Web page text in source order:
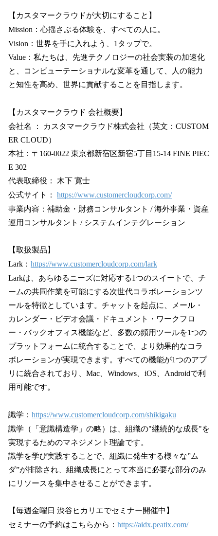
【カスタマークラウドが大切にすること】
Mission：心揺さぶる体験を、すべての人に。
Vision：世界を手に入れよう、1タップで。
Value：私たちは、先進テクノロジーの社会実装の加速化
と、コンピューテーショナルな変革を通して、人の能力
と知性を高め、世界に貢献することを目指します。
【カスタマークラウド 会社概要】
会社名 ： カスタマークラウド株式会社（英文：CUSTOM
ER CLOUD）
本社：〒160-0022 東京都新宿区新宿5丁目15-14 FINE PIEC
E 302
代表取締役： 木下 寛士
公式サイト： https://www.customercloudcorp.com/
事業内容：補助金・財務コンサルタント / 海外事業・資産
運用コンサルタント / システムインテグレーション
【取扱製品】
Lark： https://www.customercloudcorp.com/lark
Larkは、あらゆるニーズに対応する1つのスイートで、チ
ームの共同作業を可能にする次世代コラボレーションツ
ールを特徴としています。チャットを起点に、メール・
カレンダー・ビデオ会議・ドキュメント・ワークフロ
ー・バックオフィス機能など、多数の頻用ツールを1つの
プラットフォームに統合することで、より効果的なコラ
ボレーションが実現できます。すべての機能が1つのアプ
リに統合されており、Mac、Windows、iOS、Androidで利
用可能です。
識学： https://www.customercloudcorp.com/shikigaku
識学（「意識構造学」の略）は、組織の"継続的な成長"を
実現するためのマネジメント理論です。
識学を学び実践することで、組織に発生する様々な”ム
ダ”が排除され、組織成長にとって本当に必要な部分のみ
にリソースを集中させることができます。
【毎週金曜日 渋谷ヒカリエでセミナー開催中】
セミナーの予約はこちらから： https://aidx.peatix.com/